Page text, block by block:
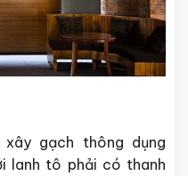
gạch thông dụng
lanh tô phải có thanh